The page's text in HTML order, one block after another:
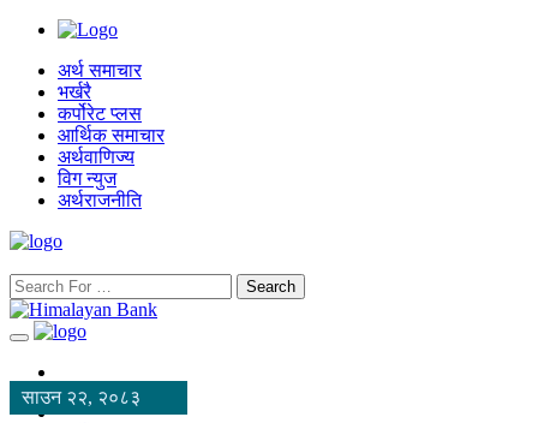
अर्थ समाचार
भर्खरै
कर्पोरेट प्लस
आर्थिक समाचार
अर्थवाणिज्य
विग न्युज
अर्थराजनीति
Search
साउन २२, २०८३